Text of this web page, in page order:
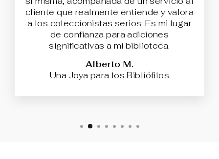
cliente que realmente entiende y valora
a los coleccionistas serios. Es mi lugar
de confianza para adiciones
significativas a mi biblioteca.
Alberto M.
Una Joya para los Bibliófilos